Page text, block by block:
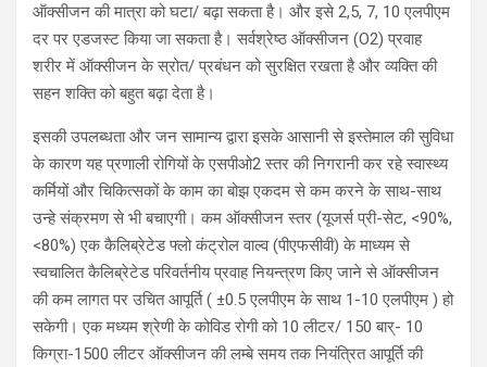
ऑक्सीजन की मात्रा को घटा/ बढ़ा सकता है। और इसे 2,5, 7, 10 एलपीएम
दर पर एडजस्ट किया जा सकता है। सर्वश्रेष्ठ ऑक्सीजन (O2) प्रवाह
शरीर में ऑक्सीजन के स्रोत/ प्रबंधन को सुरक्षित रखता है और व्यक्ति की
सहन शक्ति को बहुत बढ़ा देता है।
इसकी उपलब्धता और जन सामान्य द्वारा इसके आसानी से इस्तेमाल की सुविधा
के कारण यह प्रणाली रोगियों के एसपीओ2 स्तर की निगरानी कर रहे स्वास्थ्य
कर्मियों और चिकित्सकों के काम का बोझ एकदम से कम करने के साथ-साथ
उन्हे संक्रमण से भी बचाएगी। कम ऑक्सीजन स्तर (यूजर्स प्री-सेट, <90%,
<80%) एक कैलिब्रेटेड फ्लो कंट्रोल वाल्व (पीएफसीवी) के माध्यम से
स्वचालित कैलिब्रेटेड परिवर्तनीय प्रवाह नियन्त्रण किए जाने से ऑक्सीजन
की कम लागत पर उचित आपूर्ति ( ±0.5 एलपीएम के साथ 1-10 एलपीएम ) हो
सकेगी। एक मध्यम श्रेणी के कोविड रोगी को 10 लीटर/ 150 बार्- 10
किग्रा-1500 लीटर ऑक्सीजन की लम्बे समय तक नियंत्रित आपूर्ति की